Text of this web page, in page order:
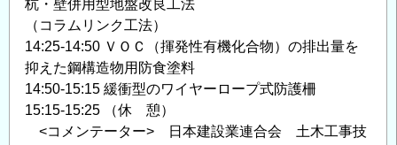
杭・壁併用型地盤改良工法
（コラムリンク工法）
14:25-14:50 ＶＯＣ（揮発性有機化合物）の排出量を
抑えた鋼構造物用防食塗料
14:50-15:15 緩衝型のワイヤーロープ式防護柵
15:15-15:25 （休 憩）
<コメンテーター> 日本建設業連合会 土木工事技